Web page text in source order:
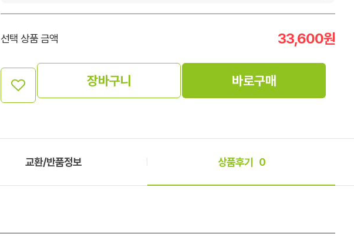
선택 상품 금액 33,600원
장바구니 바로구매
교환/반품정보 상품후기 0